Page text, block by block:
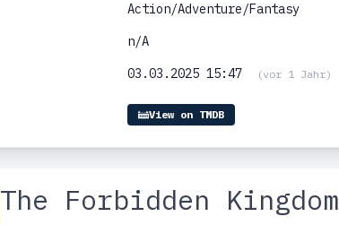
Action/Adventure/Fantasy
n/A
03.03.2025 15:47 (vor 1 Jahr)
View on TMDB
The Forbidden Kingdom